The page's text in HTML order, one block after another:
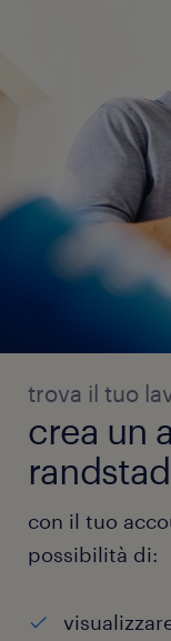
trova il tuo
crea un
randstad
con il tuo
possibilità di: